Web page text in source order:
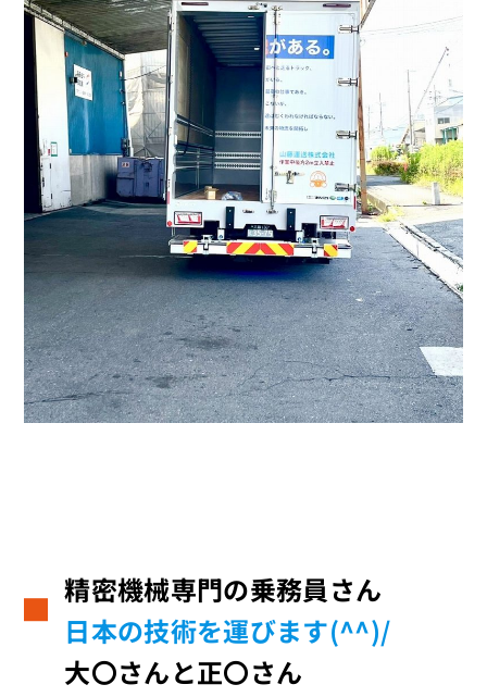
精密機械専門の乗務員さん
日本の技術を運びます(^^)/
大〇さんと正〇さん